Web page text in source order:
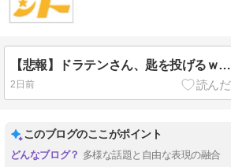
【悲報】ドラテンさん、匙を投げるｗｗｗ 『ドラゴンクエストX オンライン』中～長期展望 （2026/8/5）に寄せて
2日前
このブログのここがポイント
多様な話題と自由な表現の融合